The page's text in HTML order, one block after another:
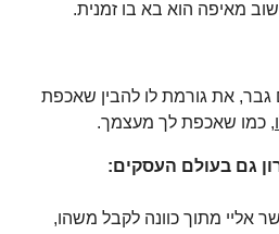
מאיפה הוא בא בו זמנית.
את גורמת לו להבין שאכפת
, כמו שאכפת לך מעצמך.
גם בעולם העסקים:
מתוך כוונה לקבל משהו,